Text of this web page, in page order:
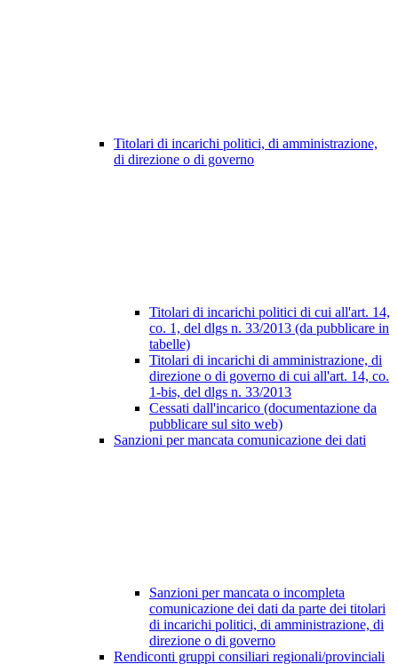
Titolari di incarichi politici, di amministrazione,
di direzione o di governo
Titolari di incarichi politici di cui all'art. 14,
co. 1, del dlgs n. 33/2013 (da pubblicare in
tabelle)
Titolari di incarichi di amministrazione, di
direzione o di governo di cui all'art. 14, co.
1-bis, del dlgs n. 33/2013
Cessati dall'incarico (documentazione da
pubblicare sul sito web)
Sanzioni per mancata comunicazione dei dati
Sanzioni per mancata o incompleta
comunicazione dei dati da parte dei titolari
di incarichi politici, di amministrazione, di
direzione o di governo
Rendiconti gruppi consiliari regionali/provinciali